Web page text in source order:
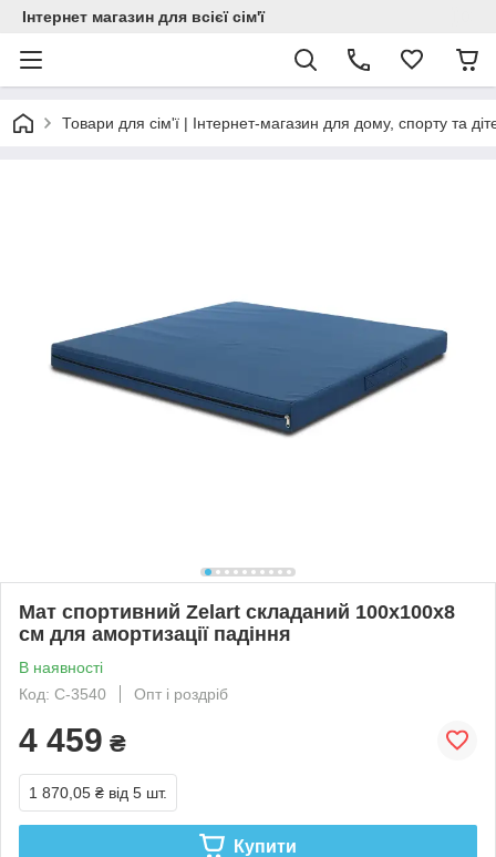
Інтернет магазин для всієї сім'ї
Товари для сім'ї | Інтернет-магазин для дому, спорту та
Мат спортивний Zelart складаний 100x100x8
см для амортизації падіння
В наявності
Код: C-3540
Опт і роздріб
4 459 ₴
1 870,05 ₴ від 5 шт.
Купити